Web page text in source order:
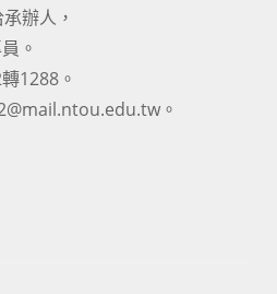
辦人，
。
1288。
。